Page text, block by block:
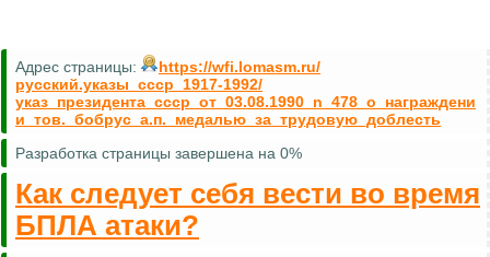
Адрес страницы:
https://wfi.lomasm.ru/
русский.указы_ссср_1917-1992/
указ_президента_ссср_от_03.08.1990_n_478_о_награждени
и_тов._бобрус_а.п._медалью_за_трудовую_доблесть
Разработка страницы завершена на 0%
Как следует себя вести во время
БПЛА атаки?